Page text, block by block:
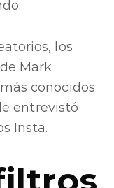
los
Mark
conocidos
entrevistó
Insta.